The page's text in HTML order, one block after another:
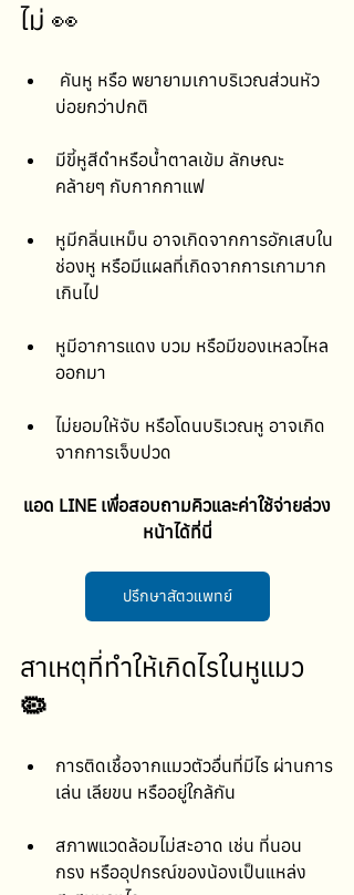
ไม่ 👀
บ่อยกว่าปกติ
มีขี้หูสีดำหรือน้ำตาลเข้ม ลักษณะ
คล้ายๆ กับกากกาแฟ
หูมีกลิ่นเหม็น อาจเกิดจากการอักเสบใน
ช่องหู หรือมีแผลที่เกิดจากการเกามาก
เกินไป
หูมีอาการแดง บวม หรือมีของเหลวไหล
ออกมา
ไม่ยอมให้จับ หรือโดนบริเวณหู อาจเกิด
จากการเจ็บปวด
แอด LINE เพื่อสอบถามคิวและค่าใช้จ่ายล่วง
หน้าได้ที่นี่
ปรึกษาสัตวแพทย์
สาเหตุที่ทำให้เกิดไรในหูแมว
🦠
การติดเชื้อจากแมวตัวอื่นที่มีไร ผ่านการ
เล่น เลียขน หรืออยู่ใกล้กัน
สภาพแวดล้อมไม่สะอาด เช่น ที่นอน
กรง หรืออุปกรณ์ของน้องเป็นแหล่ง